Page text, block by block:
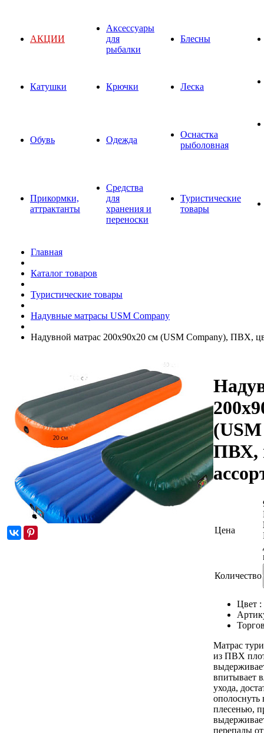
АКЦИИ
Аксессуары
для
рыбалки
Блесны
Катушки Крючки Леска
Обувь Одежда
Оснастка
рыболовная
Прикормки,
аттрактанты
Средства
для
хранения и
переноски
Туристические
товары
Главная
Каталог товаров
Туристические товары
Надувные матрасы USM Company
Надувной матрас 200х90х20 см (USM Company), ПВХ,
ПВХ,
Цена
Количество
Цвет :
Матрас
из ПВХ
впитывает
ухода,
ополоснуть
плесенью,
перепады